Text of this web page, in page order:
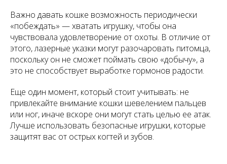
Важно давать кошке возможность периодически
«побеждать» — хватать игрушку, чтобы она
чувствовала удовлетворение от охоты. В отличие от
этого, лазерные указки могут разочаровать питомца,
поскольку он не сможет поймать свою «добычу», а
это не способствует выработке гормонов радости.
Еще один момент, который стоит учитывать: не
привлекайте внимание кошки шевелением пальцев
или ног, иначе вскоре они могут стать целью ее атак.
Лучше использовать безопасные игрушки, которые
защитят вас от острых когтей и зубов.